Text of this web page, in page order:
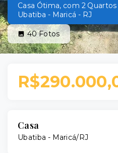
Casa Ótima, com 2
Ubatiba - Maricá - RJ
40Fotos
Casa
Ubatiba - Maricá/RJ